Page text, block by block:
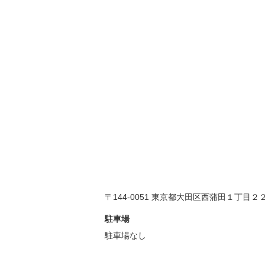
〒144-0051 東京都大田区西蒲田１丁目２
駐車場
駐車場なし